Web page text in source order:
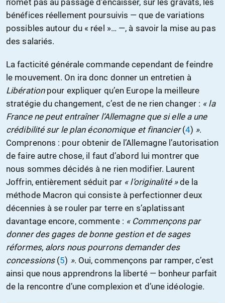
bénéfices réellement poursuivis — que de variations
possibles autour du « réel »… —, à savoir la mise au pas
des salariés.
La facticité générale commande cependant de feindre
le mouvement. On ira donc donner un entretien à
Libération pour expliquer qu’en Europe la meilleure
stratégie du changement, c’est de ne rien changer : « la
France ne peut entraîner l’Allemagne que si elle a une
crédibilité sur le plan économique et financier(4) ».
Comprenons : pour obtenir de l’Allemagne l’autorisation
de faire autre chose, il faut d’abord lui montrer que
nous sommes décidés à ne rien modifier. Laurent
Joffrin, entièrement séduit par « l’originalité »de la
méthode Macron qui consiste à perfectionner deux
décennies à se rouler par terre en s’aplatissant
davantage encore, commente : « Commençons par
donner des gages de bonne gestion et de sages
réformes, alors nous pourrons demander des
concessions(5) ». Oui, commençons par ramper, c’est
ainsi que nous apprendrons la liberté — bonheur parfait
de la rencontre d’une complexion et d’une idéologie.